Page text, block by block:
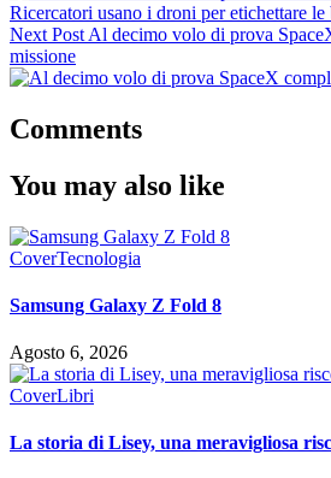
Ricercatori usano i droni per etichettare le
Next Post Al decimo volo di prova
missione
Comments
You may also like
CoverTecnologia
Samsung Galaxy Z Fold 8
Agosto 6, 2026
CoverLibri
La storia di Lisey, una meravigliosa